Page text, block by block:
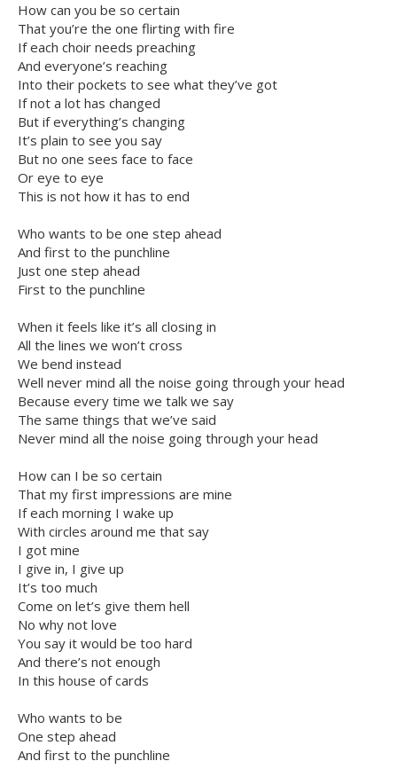
How can you be so certain
That you’re the one flirting with fire
If each choir needs preaching
And everyone’s reaching
Into their pockets to see what they’ve got
If not a lot has changed
But if everything’s changing
It’s plain to see you say
But no one sees face to face
Or eye to eye
This is not how it has to end
Who wants to be one step ahead
And first to the punchline
Just one step ahead
First to the punchline
When it feels like it’s all closing in
All the lines we won’t cross
We bend instead
Well never mind all the noise going through your head
Because every time we talk we say
The same things that we’ve said
Never mind all the noise going through your head
How can I be so certain
That my first impressions are mine
If each morning I wake up
With circles around me that say
I got mine
I give in, I give up
It’s too much
Come on let’s give them hell
No why not love
You say it would be too hard
And there’s not enough
In this house of cards
Who wants to be
One step ahead
And first to the punchline